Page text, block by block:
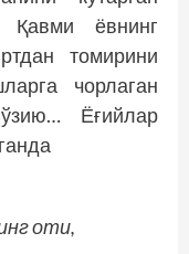
Қавми ёвнинг
томирини
чорлаган
Ёғийлар
оти,